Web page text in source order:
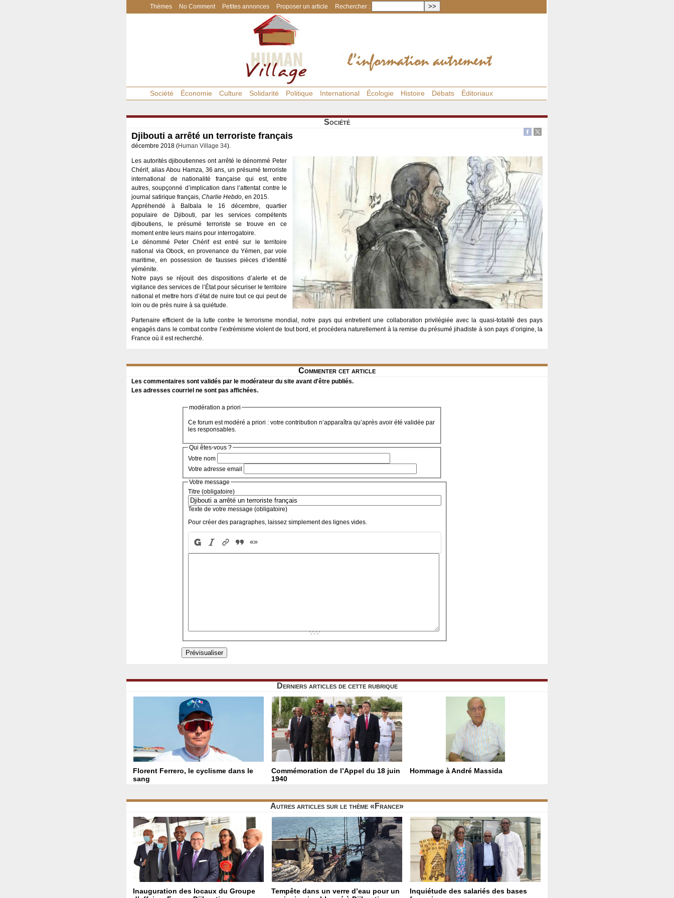
Thèmes No Comment Petites annonces Proposer un article Rechercher :
Société Économie Culture Solidarité Politique International Écologie Histoire Débats Éditoriaux
Société
Djibouti a arrêté un terroriste français
décembre 2018 (Human Village 34).
Les autorités djiboutiennes ont arrêté le dénommé Peter
Chérif, alias Abou Hamza, 36 ans, un présumé terroriste
international de nationalité française qui est, entre
autres, soupçonné d’implication dans l’attentat contre le
journal satirique français, Charlie Hebdo, en 2015.
Appréhendé à Balbala le 16 décembre, quartier
populaire de Djibouti, par les services compétents
djiboutiens, le présumé terroriste se trouve en ce
moment entre leurs mains pour interrogatoire.
Le dénommé Peter Chérif est entré sur le territoire
national via Obock, en provenance du Yémen, par voie
maritime, en possession de fausses pièces d’identité
yéménite.
Notre pays se réjouit des dispositions d’alerte et de
vigilance des services de l’État pour sécuriser le territoire
national et mettre hors d’état de nuire tout ce qui peut de
loin ou de près nuire à sa quiétude.
Partenaire efficient de la lutte contre le terrorisme mondial, notre pays qui entretient une collaboration privilégiée avec la quasi-totalité des pays
engagés dans le combat contre l’extrémisme violent de tout bord, et procédera naturellement à la remise du présumé jihadiste à son pays d’origine, la
France où il est recherché.
Commenter cet article
Les commentaires sont validés par le modérateur du site avant d'être publiés.
Les adresses courriel ne sont pas affichées.
modération a priori
Ce forum est modéré a priori : votre contribution n’apparaîtra qu’après avoir été validée par
les responsables.
Qui êtes-vous ?
Votre nom
Votre adresse email
Votre message
Titre (obligatoire)
Texte de votre message (obligatoire)
Pour créer des paragraphes, laissez simplement des lignes vides.
Derniers articles de cette rubrique
Florent Ferrero, le cyclisme dans le
sang
Commémoration de l’Appel du 18 juin
1940
Hommage à André Massida
Autres articles sur le thème «France»
Inauguration des locaux du Groupe
Tempête dans un verre d’eau pour un
Inquiétude des salariés des bases